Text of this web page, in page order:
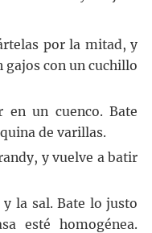
por la mitad, y
gajos con un cuchillo
en un cuenco. Bate
de varillas.
y vuelve a batir
la sal. Bate lo justo
esté homogénea.